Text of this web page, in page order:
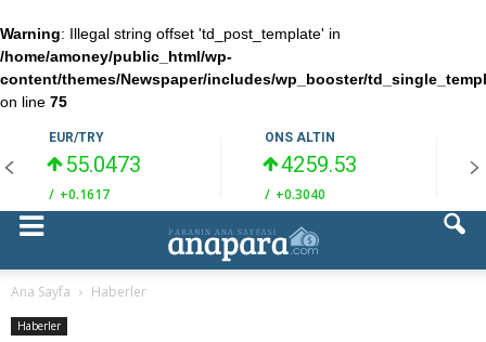
Warning: Illegal string offset 'td_post_template' in
/home/amoney/public_html/wp-
content/themes/Newspaper/includes/wp_booster/
on line 75
EUR/TRY
55.0473
/ +0.1617
ONS ALTIN
4259.53
/ +0.3040
Ana Sayfa Haberler
Haberler